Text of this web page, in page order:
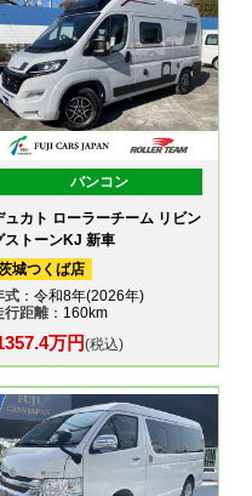
バンコン
ュカト ローラーチーム リビン
ストーンKJ 新車
城つくば店
式：令和8年(2026年)
行距離：160km
万円(税込)